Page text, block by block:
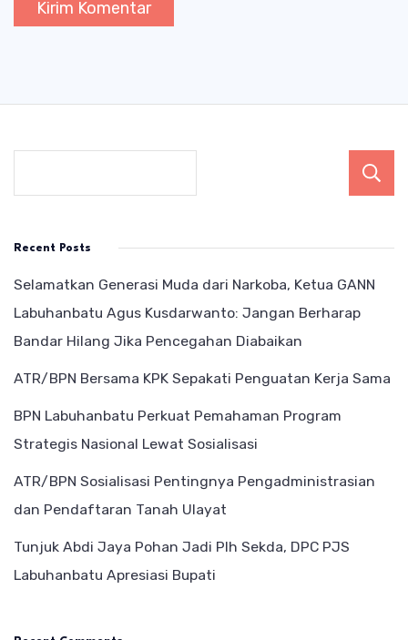
Recent Posts
Selamatkan Generasi Muda dari Narkoba, Ketua GANN
Labuhanbatu Agus Kusdarwanto: Jangan Berharap
Bandar Hilang Jika Pencegahan Diabaikan
ATR/BPN Bersama KPK Sepakati Penguatan Kerja Sama
BPN Labuhanbatu Perkuat Pemahaman Program
Strategis Nasional Lewat Sosialisasi
ATR/BPN Sosialisasi Pentingnya Pengadministrasian
dan Pendaftaran Tanah Ulayat
Tunjuk Abdi Jaya Pohan Jadi Plh Sekda, DPC PJS
Labuhanbatu Apresiasi Bupati